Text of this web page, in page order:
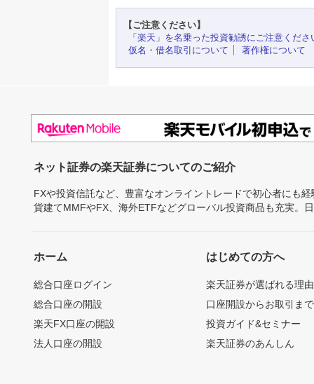
【ご注意ください】
「楽天」を名乗った投資勧誘にご注意くださ
仮名・借名取引について
著作権について
ネット証券の楽天証券についてのご紹介
FXや投資信託など、豊富なオンライントレードで初心者にも
貨建てMMFやFX、海外ETFなどグローバル投資商品も充実。
ホーム
総合口座ログイン
総合口座の開設
楽天FX口座の開設
法人口座の開設
はじめての方へ
楽天証券が選ばれる理由
口座開設からお取引ま
投資ガイド&セミナー
楽天証券のあんしん